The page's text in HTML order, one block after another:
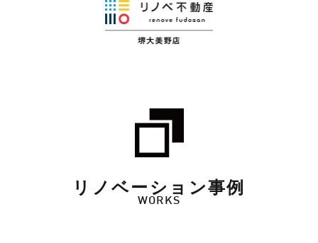
リノベーション事例
WORKS